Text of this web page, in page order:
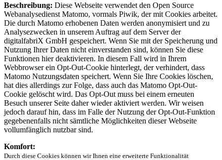
Beschreibung: Diese Webseite verwendet den Open Source
Webanalysedienst Matomo, vormals Piwik, der mit Cookies arbeitet.
Die durch Matomo erhobenen Daten werden anonymisiert und zu
Analysezwecken in unserem Auftrag auf dem Server der
digitalfabriX GmbH gespeichert. Wenn Sie mit der Speicherung und
Nutzung Ihrer Daten nicht einverstanden sind, können Sie diese
Funktionen hier deaktivieren. In diesem Fall wird in Ihrem
Webbrowser ein Opt-Out-Cookie hinterlegt, der verhindert, dass
Matomo Nutzungsdaten speichert. Wenn Sie Ihre Cookies löschen,
hat dies allerdings zur Folge, dass auch das Matomo Opt-Out-
Cookie gelöscht wird. Das Opt-Out muss bei einem erneuten
Besuch unserer Seite daher wieder aktiviert werden. Wir weisen
jedoch darauf hin, dass im Falle der Nutzung der Opt-Out-Funktion
gegebenenfalls nicht sämtliche Möglichkeiten dieser Webseite
vollumfänglich nutzbar sind.
Komfort:
Durch diese Cookies können wir Ihnen eine erweiterte Funktionalität